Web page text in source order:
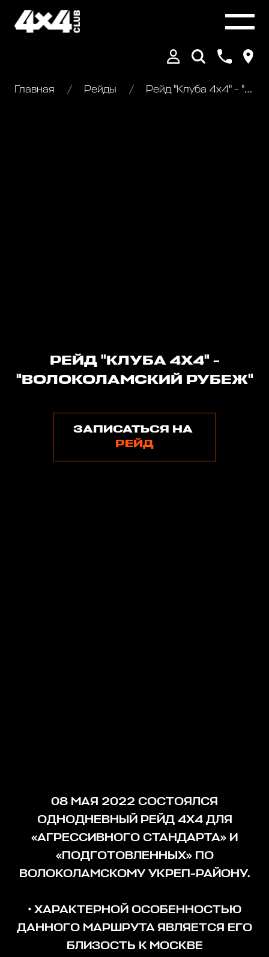
Главная Рейды Рейд "Клуба 4х4" - "Волоколамский рубеж"
РЕЙД "КЛУБА 4Х4" -
"ВОЛОКОЛАМСКИЙ РУБЕЖ"
ЗАПИСАТЬСЯ НА
РЕЙД
08 МАЯ 2022 СОСТОЯЛСЯ
ОДНОДНЕВНЫЙ РЕЙД 4Х4 ДЛЯ
«АГРЕССИВНОГО СТАНДАРТА» И
«ПОДГОТОВЛЕННЫХ» ПО
ВОЛОКОЛАМСКОМУ УКРЕП-РАЙОНУ.
• ХАРАКТЕРНОЙ ОСОБЕННОСТЬЮ
ДАННОГО МАРШРУТА ЯВЛЯЕТСЯ ЕГО
БЛИЗОСТЬ К МОСКВЕ